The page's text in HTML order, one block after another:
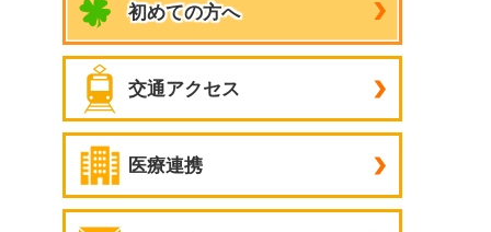
初めての方へ
交通アクセス
医療連携